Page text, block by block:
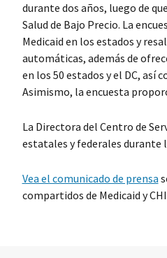
durante dos años, luego de
Salud de Bajo Precio. La
Medicaid en los estados y
automáticas, además de
en los 50 estados y el DC, así
Asimismo, la encuesta
La Directora del Centro de
estatales y federales durante
Vea el comunicado de prensa
compartidos de Medicaid y